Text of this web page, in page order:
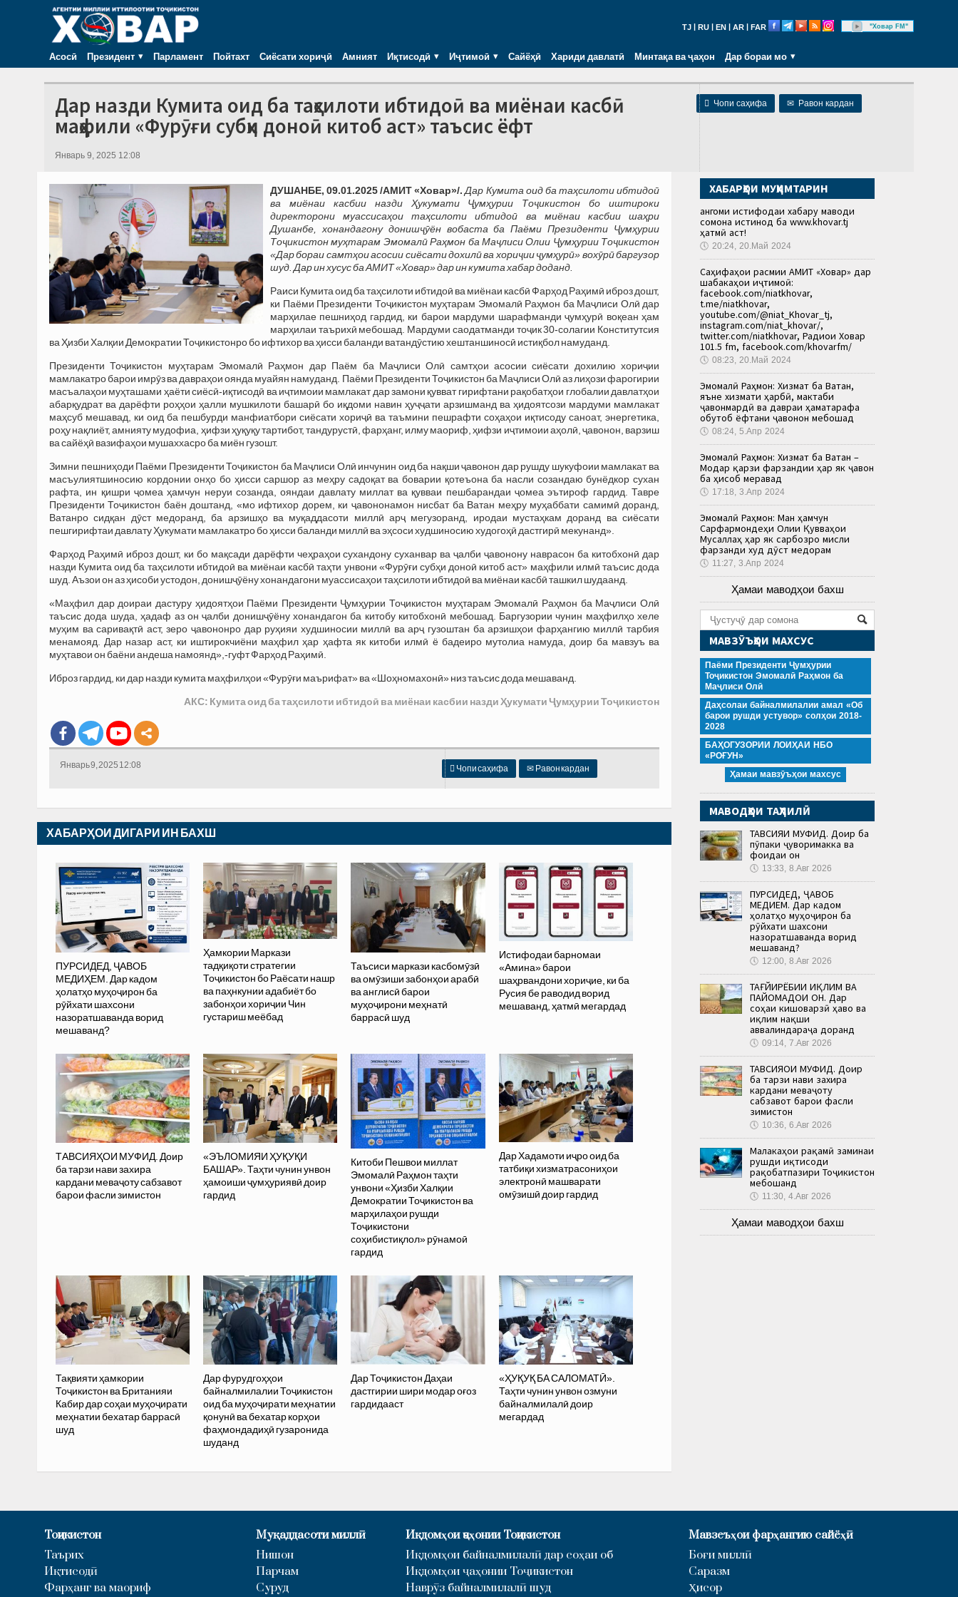
TJ RU EN AR FAR "Ховар FM"
Асосӣ Президент Парламент Пойтахт Сиёсати хориҷӣ Амният Иқтисодӣ Иҷтимоӣ Сайёҳӣ Хариди давлатӣ Минтақа ва ҷаҳон Дар бораи мо
 Чопи саҳифа ✉ Равон кардан
Дар назди Кумита оид ба таҳсилоти ибтидоӣ ва миёнаи касбӣ
маҳфили «Фурӯғи субҳи доноӣ китоб аст» таъсис ёфт
Январь 9, 2025 12:08
ДУШАНБЕ, 09.01.2025 /АМИТ «Ховар»/. Дар Кумита оид ба таҳсилоти ибтидоӣ
ва миёнаи касбии назди Ҳукумати Ҷумҳурии Тоҷикистон бо иштироки
директорони муассисаҳои таҳсилоти ибтидоӣ ва миёнаи касбии шаҳри
Душанбе, хонандагону донишҷӯён вобаста ба Паёми Президенти Ҷумҳурии
Тоҷикистон муҳтарам Эмомалӣ Раҳмон ба Маҷлиси Олии Ҷумҳурии Тоҷикистон
«Дар бораи самтҳои асосии сиёсати дохилӣ ва хориҷии ҷумҳурӣ» вохӯрӣ баргузор
шуд. Дар ин хусус ба АМИТ «Ховар» дар ин кумита хабар доданд.
Раиси Кумита оид ба таҳсилоти ибтидоӣ ва миёнаи касбӣ Фарҳод Раҳимӣ иброз дошт,
ки Паёми Президенти Тоҷикистон муҳтарам Эмомалӣ Раҳмон ба Маҷлиси Олӣ дар
марҳилае пешниҳод гардид, ки барои мардуми шарафманди ҷумҳурӣ воқеан ҳам
марҳилаи таърихӣ мебошад. Мардуми саодатманди тоҷик 30-солагии Конститутсия
ва Ҳизби Халқии Демократии Тоҷикистонро бо ифтихор ва ҳисси баланди ватандӯстию хештаншиносӣ истиқбол намуданд.
Президенти Тоҷикистон муҳтарам Эмомалӣ Раҳмон дар Паём ба Маҷлиси Олӣ самтҳои асосии сиёсати дохилию хориҷии
мамлакатро барои имрӯз ва давраҳои оянда муайян намуданд. Паёми Президенти Тоҷикистон ба Маҷлиси Олӣ аз лиҳози фарогирии
масъалаҳои муҳташами ҳаёти сиёсӣ-иқтисодӣ ва иҷтимоии мамлакат дар замони қувват гирифтани рақобатҳои глобалии давлатҳои
абарқудрат ва дарёфти роҳҳои ҳалли мушкилоти башарӣ бо иқдоми навин ҳуҷҷати арзишманд ва ҳидоятсози мардуми мамлакат
маҳсуб мешавад, ки оид ба пешбурди манфиатбори сиёсати хориҷӣ ва таъмини пешрафти соҳаҳои иқтисоду саноат, энергетика,
роҳу нақлиёт, амнияту мудофиа, ҳифзи ҳуқуқу тартибот, тандурустӣ, фарҳанг, илму маориф, ҳифзи иҷтимоии аҳолӣ, ҷавонон, варзиш
ва сайёҳӣ вазифаҳои мушаххасро ба миён гузошт.
Зимни пешниҳоди Паёми Президенти Тоҷикистон ба Маҷлиси Олӣ инчунин оид ба нақши ҷавонон дар рушду шукуфоии мамлакат ва
масъулиятшиносию кордонии онҳо бо ҳисси саршор аз меҳру садоқат ва боварии қотеъона ба насли созандаю бунёдкор сухан
рафта, ин қишри ҷомеа ҳамчун неруи созанда, ояндаи давлату миллат ва қувваи пешбарандаи ҷомеа эътироф гардид. Тавре
Президенти Тоҷикистон баён доштанд, «мо ифтихор дорем, ки ҷавононамон нисбат ба Ватан меҳру муҳаббати самимӣ доранд,
Ватанро сидқан дӯст медоранд, ба арзишҳо ва муқаддасоти миллӣ арҷ мегузоранд, иродаи мустаҳкам доранд ва сиёсати
пешгирифтаи давлату Ҳукумати мамлакатро бо ҳисси баланди миллӣ ва эҳсоси худшиносию худогоҳӣ дастгирӣ мекунанд».
Фарҳод Раҳимӣ иброз дошт, ки бо мақсади дарёфти чеҳраҳои сухандону суханвар ва ҷалби ҷавонону наврасон ба китобхонӣ дар
назди Кумита оид ба таҳсилоти ибтидоӣ ва миёнаи касбӣ таҳти унвони «Фурӯғи субҳи доноӣ китоб аст» маҳфили илмӣ таъсис дода
шуд. Аъзои он аз ҳисоби устодон, донишҷӯёну хонандагони муассисаҳои таҳсилоти ибтидоӣ ва миёнаи касбӣ ташкил шудаанд.
«Маҳфил дар доираи дастуру ҳидоятҳои Паёми Президенти Ҷумҳурии Тоҷикистон муҳтарам Эмомалӣ Раҳмон ба Маҷлиси Олӣ
таъсис дода шуда, ҳадаф аз он ҷалби донишҷӯёну хонандагон ба китобу китобхонӣ мебошад. Баргузории чунин маҳфилҳо хеле
муҳим ва саривақтӣ аст, зеро ҷавононро дар руҳияи худшиносии миллӣ ва арҷ гузоштан ба арзишҳои фарҳангию миллӣ тарбия
менамояд. Дар назар аст, ки иштирокчиёни маҳфил ҳар ҳафта як китоби илмӣ ё бадеиро мутолиа намуда, доир ба мавзуъ ва
муҳтавои он баёни андеша намоянд»,-гуфт Фарҳод Раҳимӣ.
Иброз гардид, ки дар назди кумита маҳфилҳои «Фурӯғи маърифат» ва «Шоҳномахонӣ» низ таъсис дода мешаванд.
АКС: Кумита оид ба таҳсилоти ибтидоӣ ва миёнаи касбии назди Ҳукумати Ҷумҳурии Тоҷикистон
 Чопи саҳифа ✉ Равон кардан
Январь 9, 2025 12:08
ХАБАРҲОИ ДИГАРИ ИН БАХШ
ПУРСИДЕД, ҶАВОБ
МЕДИҲЕМ. Дар кадом
ҳолатҳо муҳоҷирон ба
рӯйхати шахсони
назоратшаванда ворид
мешаванд?
Ҳамкории Маркази
тадқиқоти стратегии
Тоҷикистон бо Раёсати нашр
ва паҳнкунии адабиёт бо
забонҳои хориҷии Чин
густариш меёбад
Таъсиси маркази касбомӯзӣ
ва омӯзиши забонҳои арабӣ
ва англисӣ барои
муҳоҷирони меҳнатӣ
баррасӣ шуд
Истифодаи барномаи
«Амина» барои
шаҳрвандони хориҷие, ки ба
Русия бе раводид ворид
мешаванд, ҳатмӣ мегардад
ТАВСИЯҲОИ МУФИД. Доир
ба тарзи нави захира
кардани меваҷоту сабзавот
барои фасли зимистон
«ЭЪЛОМИЯИ ҲУҚУҚИ
БАШАР». Таҳти чунин унвон
ҳамоиши ҷумҳуриявӣ доир
гардид
Китоби Пешвои миллат
Эмомалӣ Раҳмон таҳти
унвони «Ҳизби Халқии
Демократии Тоҷикистон ва
марҳилаҳои рушди
Тоҷикистони
соҳибистиқлол» рӯнамоӣ
гардид
Дар Хадамоти иҷро оид ба
татбиқи хизматрасониҳои
электронӣ машварати
омӯзишӣ доир гардид
Тақвияти ҳамкории
Тоҷикистон ва Британияи
Кабир дар соҳаи муҳоҷирати
меҳнатии бехатар баррасӣ
шуд
Дар фурудгоҳҳои
байналмилалии Тоҷикистон
оид ба муҳоҷирати меҳнатии
қонунӣ ва бехатар корҳои
фаҳмондадиҳӣ гузаронида
шуданд
Дар Тоҷикистон Даҳаи
дастгирии шири модар оғоз
гардидааст
«ҲУҚУҚ БА САЛОМАТӢ».
Таҳти чунин унвон озмуни
байналмилалӣ доир
мегардад
ХАБАРҲОИ МУҲИМТАРИН
Ҳангоми истифодаи хабару маводи
сомона истинод ба www.khovar.tj
ҳатмӣ аст!
🕔 20:24, 20.Май 2024
Саҳифаҳои расмии АМИТ «Ховар» дар
шабакаҳои иҷтимоӣ:
facebook.com/niatkhovar,
t.me/niatkhovar,
youtube.com/@niat_Khovar_tj,
instagram.com/niat_khovar/,
twitter.com/niatkhovar, Радиои Ховар
101.5 fm, facebook.com/khovarfm/
🕔 08:23, 20.Май 2024
Эмомалӣ Раҳмон: Хизмат ба Ватан,
яъне хизмати ҳарбӣ, мактаби
ҷавонмардӣ ва давраи ҳаматарафа
обутоб ёфтани ҷавонон мебошад
🕔 08:24, 5.Апр 2024
Эмомалӣ Раҳмон: Хизмат ба Ватан –
Модар қарзи фарзандии ҳар як ҷавон
ба ҳисоб меравад
🕔 17:18, 3.Апр 2024
Эмомалӣ Раҳмон: Ман ҳамчун
Сарфармондеҳи Олии Қувваҳои
Мусаллаҳ ҳар як сарбозро мисли
фарзанди худ дӯст медорам
🕔 11:27, 3.Апр 2024
Ҳамаи маводҳои бахш
МАВЗӮЪҲОИ МАХСУС
Паёми Президенти Ҷумҳурии
Тоҷикистон Эмомалӣ Раҳмон ба
Маҷлиси Олӣ
Даҳсолаи байналмилалии амал «Об
барои рушди устувор» солҳои 2018-
2028
БАҲОГУЗОРИИ ЛОИҲАИ НБО
«РОҒУН»
Ҳамаи мавзӯъҳои махсус
МАВОДҲОИ ТАҲЛИЛӢ
ТАВСИЯИ МУФИД. Доир ба
пӯпаки ҷуворимакка ва
фоидаи он
🕔 13:33, 8.Авг 2026
ПУРСИДЕД, ҶАВОБ
МЕДИҲЕМ. Дар кадом
ҳолатҳо муҳоҷирон ба
рӯйхати шахсони
назоратшаванда ворид
мешаванд?
🕔 12:00, 8.Авг 2026
ТАҒЙИРЁБИИ ИҚЛИМ ВА
ПАЙОМАДҲОИ ОН. Дар
соҳаи кишоварзӣ ҳаво ва
иқлим нақши
аввалиндараҷа доранд
🕔 09:14, 7.Авг 2026
ТАВСИЯҲОИ МУФИД. Доир
ба тарзи нави захира
кардани меваҷоту
сабзавот барои фасли
зимистон
🕔 10:36, 6.Авг 2026
Малакаҳои рақамӣ заминаи
рушди иқтисоди
рақобатпазири Тоҷикистон
мебошанд
🕔 11:30, 4.Авг 2026
Ҳамаи маводҳои бахш
Тоҷикистон
Таърих
Иқтисодӣ
Фарҳанг ва маориф
Муқаддасоти миллӣ
Нишон
Парчам
Суруд
Иқдомҳои ҷаҳонии Тоҷикистон
Иқдомҳои байналмилалӣ дар соҳаи об
Иқдомҳои ҷаҳонии Тоҷикистон
Наврӯз байналмилалӣ шуд
Мавзеъҳои фарҳангию сайёҳӣ
Боғи миллӣ
Саразм
Ҳисор